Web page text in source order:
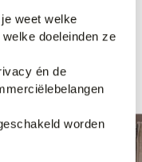
weet welke
doeleinden ze
én de
worden
Web Only.